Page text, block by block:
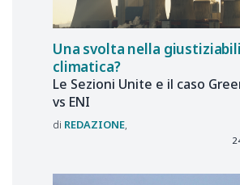
Una svolta nella
climatica?
Le Sezioni Unite e il caso
vs ENI
REDAZIONE